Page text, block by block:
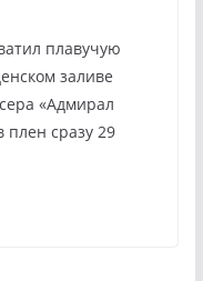
плавучую
заливе
«Адмирал
плен сразу 29